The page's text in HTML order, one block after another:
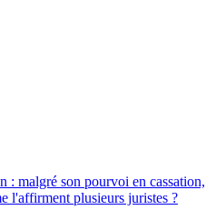
: malgré son pourvoi en cassation,
l'affirment plusieurs juristes ?